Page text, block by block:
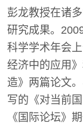
彭龙教授在诸
研究成果。
科学学术年会
经济中的应用
造》两篇论文
写的《对当前
《国际论坛》